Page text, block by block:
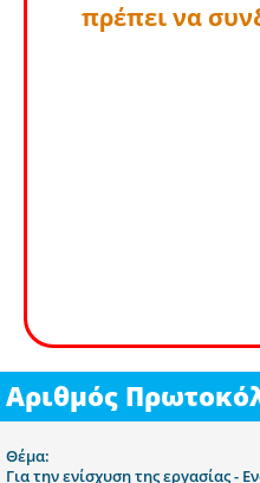
πρέπει να
Αριθμός
Θέμα:
Για την ενίσχυση της εργασίας -